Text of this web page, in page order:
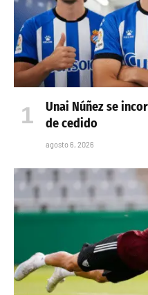
Unai Núñez se
de cedido
agosto 6, 2026